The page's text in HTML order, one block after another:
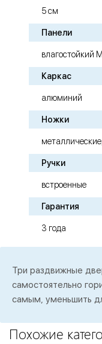
5 см
Панели
влагостойкий
Каркас
алюминий
Ножки
Ручки
встроенные
Гарантия
3 года
Три раздвижные
самостоятельно
самым, уменьшить
Похожие